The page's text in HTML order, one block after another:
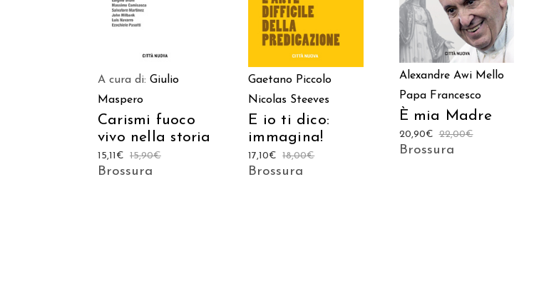
A cura di: Giulio
Maspero
Carismi fuoco
vivo nella storia
15,90€
15,11 €
Brossura
Gaetano Piccolo
Nicolas Steeves
E io ti dico:
immagina!
18,00€
17,10€
Brossura
Alexandre Awi Mello
Papa Francesco
È mia Madre
22,00€
20,90€
Brossura